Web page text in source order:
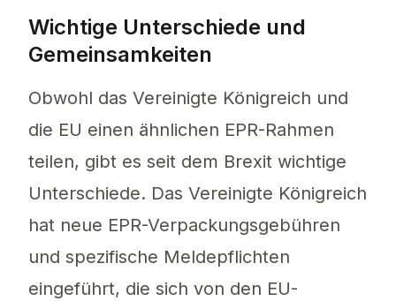
Wichtige Unterschiede und
Gemeinsamkeiten
Obwohl das Vereinigte Königreich und
die EU einen ähnlichen EPR-Rahmen
teilen, gibt es seit dem Brexit wichtige
Unterschiede. Das Vereinigte Königreich
hat neue EPR-Verpackungsgebühren
und spezifische Meldepflichten
eingeführt, die sich von den EU-